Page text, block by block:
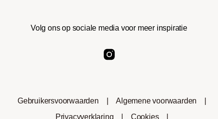
Volg ons op sociale media voor meer inspiratie
Gebruikersvoorwaarden Algemene voorwaarden
Privacyverklaring
Cookies